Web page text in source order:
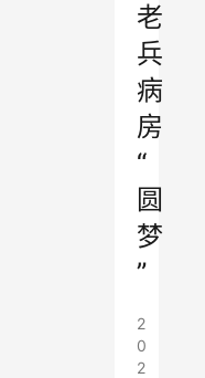
老
兵
病
房
“
圆
梦
”
2
0
2